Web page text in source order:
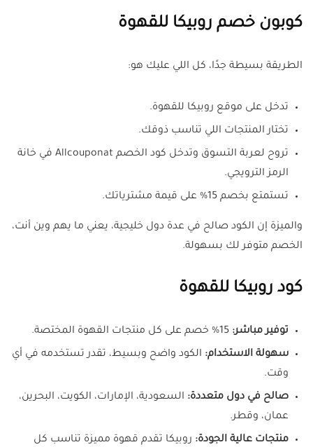
كوبون خصم روبيكا للقهوة
الطريقة بسيطة جدًا، كل اللي عليك هو:
تدخل على موقع روبيكا للقهوة.
تختار المنتجات اللي تناسب ذوقك.
تروح لعربة التسوق وتدخل كود الخصم Allcouponat في خانة
الرمز الترويجي.
تستمتع بخصم 15% على قيمة مشترياتك.
والميزة إن الكود صالح في عدة دول خليجية، يعني ما يهم وين أنت،
الخصم متوفر لك بسهولة.
كود روبيكا للقهوة
توفير مباشر:
سهولة الاستخدام: الكود واضح وبسيط، تقدر تستخدمه في أي
وقت.
صالح في دول متعددة: السعودية، الإمارات، الكويت، البحرين،
عمان، وقطر.
منتجات عالية الجودة: روبيكا تقدم قهوة مميزة تناسب كل